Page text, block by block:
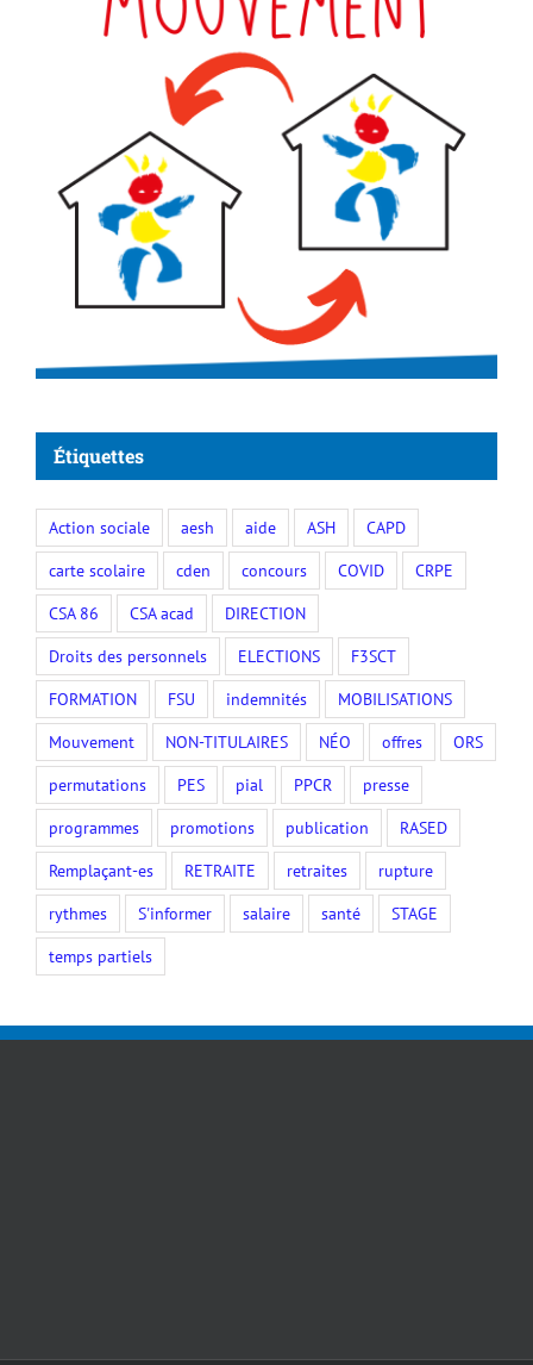
Étiquettes
Action sociale aesh aide ASH
CAPD
carte scolaire
cden concours COVID
CRPE
CSA 86
CSA acad
DIRECTION
Droits des personnels
ELECTIONS
F3SCT
FORMATION
FSU indemnités
MOBILISATIONS
Mouvement
NON-TITULAIRES NÉO offres
ORS
permutations
PES pial PPCR
presse
programmes
promotions publication
RASED
Remplaçant-es
RETRAITE retraites
rupture
rythmes
S'informer salaire santé
STAGE
temps partiels